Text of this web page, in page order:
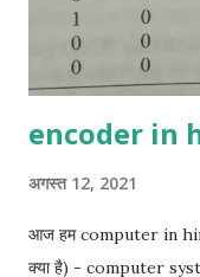
encoder in
अगस्त 12, 2021
आज हम computer in
क्या है) - computer